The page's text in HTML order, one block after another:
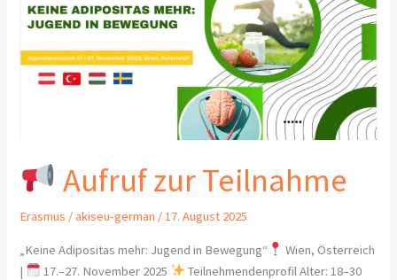
Aufruf zur Teilnahme
Erasmus /akiseu-german /17. August 2025
„Keine Adipositas mehr: Jugend in Bewegung“
Wien, Österreich
|
17.–27. November 2025
Teilnehmendenprofil Alter: 18–30
Teilnahme